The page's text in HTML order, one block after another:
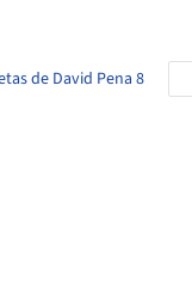
de David Pena 8